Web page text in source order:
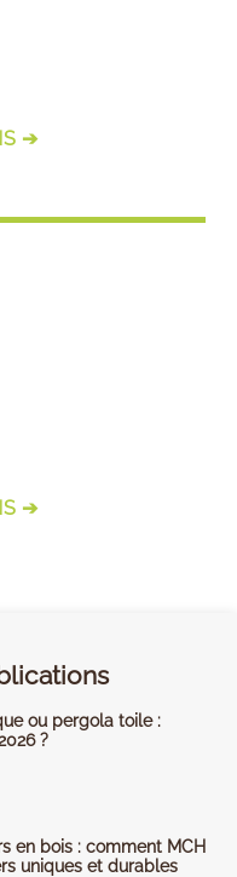
➔
➔
ou pergola toile :
?
en bois : comment MCH
uniques et durables